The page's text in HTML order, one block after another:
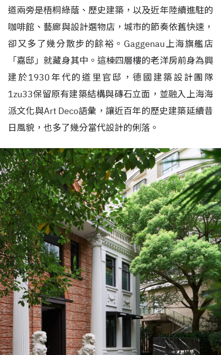
道兩旁是梧桐綠蔭、歷史建築，以及近年陸續進駐的
咖啡館、藝廊與設計選物店，城市的節奏依舊快速，
卻又多了幾分散步的餘裕。Gaggenau上海旗艦店
「嘉邸」就藏身其中。這棟四層樓的老洋房前身為興
建於1930年代的道里官邸，德國建築設計團隊
1zu33保留原有建築結構與磚石立面，並融入上海海
派文化與Art Deco語彙，讓近百年的歷史建築延續昔
日風貌，也多了幾分當代設計的俐落。